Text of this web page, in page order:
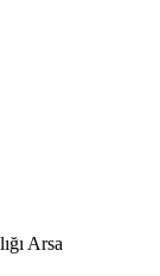
Arsa